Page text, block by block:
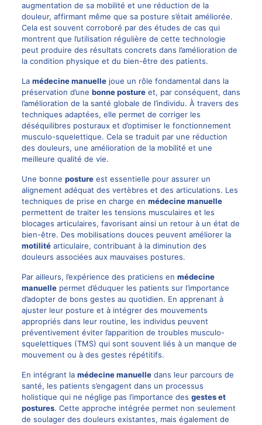
augmentation de sa mobilité et une réduction de la
douleur, affirmant même que sa posture s’était améliorée.
Cela est souvent corroboré par des études de cas qui
montrent que l’utilisation régulière de cette technologie
peut produire des résultats concrets dans l’amélioration de
la condition physique et du bien-être des patients.
La médecine manuellejoue un rôle fondamental dans la
préservation d’une bonne postureet, par conséquent, dans
l’amélioration de la santé globale de l’individu. À travers des
techniques adaptées, elle permet de corriger les
déséquilibres posturaux et d’optimiser le fonctionnement
musculo-squelettique. Cela se traduit par une réduction
des douleurs, une amélioration de la mobilité et une
meilleure qualité de vie.
Une bonne postureest essentielle pour assurer un
alignement adéquat des vertèbres et des articulations. Les
techniques de prise en charge en médecine manuelle
permettent de traiter les tensions musculaires et les
blocages articulaires, favorisant ainsi un retour à un état de
bien-être. Des mobilisations douces peuvent améliorer la
motilitéarticulaire, contribuant à la diminution des
douleurs associées aux mauvaises postures.
Par ailleurs, l’expérience des praticiens en médecine
manuellepermet d’éduquer les patients sur l’importance
d’adopter de bons gestes au quotidien. En apprenant à
ajuster leur posture et à intégrer des mouvements
appropriés dans leur routine, les individus peuvent
préventivement éviter l’apparition de troubles musculo-
squelettiques (TMS) qui sont souvent liés à un manque de
mouvement ou à des gestes répétitifs.
En intégrant la médecine manuelledans leur parcours de
santé, les patients s’engagent dans un processus
holistique qui ne néglige pas l’importance des gestes et
postures. Cette approche intégrée permet non seulement
de soulager des douleurs existantes, mais également de